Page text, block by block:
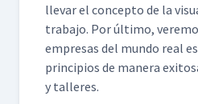
lle­var el con­cep­to de la
tra­ba­jo. Por últi­mo,
empre­sas del mun­do real
prin­ci­p­ios de man­era
y talleres.